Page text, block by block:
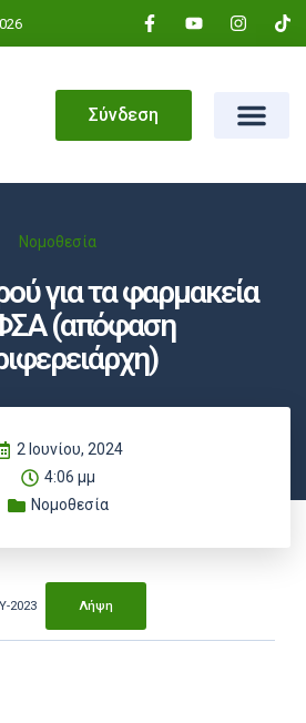
Σύνδεση
Νομοθεσία
για τα φαρμακεία
(απόφαση
2 Ιουνίου, 2024
4:06 μμ
Νομοθεσία
2023 Λήψη